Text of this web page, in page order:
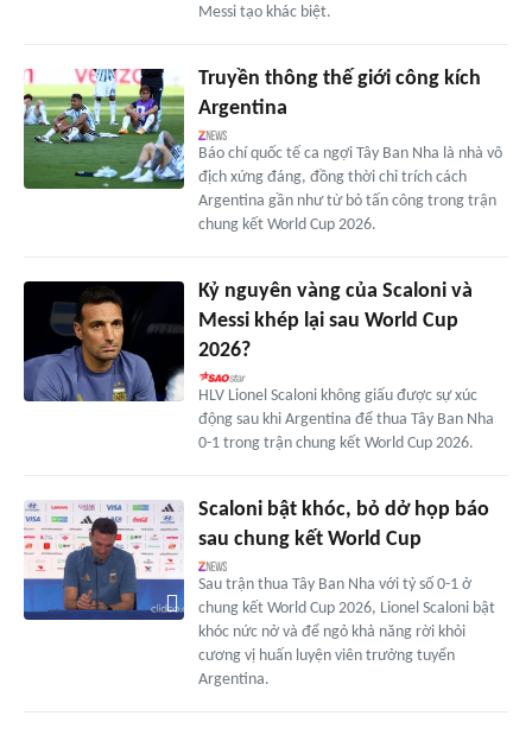
Messi tạo khác biệt.
Truyền thông thế giới công kích
Argentina
Báo chí quốc tế ca ngợi Tây Ban Nha là nhà vô
địch xứng đáng, đồng thời chỉ trích cách
Argentina gần như từ bỏ tấn công trong trận
chung kết World Cup 2026.
Kỷ nguyên vàng của Scaloni và
Messi khép lại sau World Cup
2026?
HLV Lionel Scaloni không giấu được sự xúc
động sau khi Argentina để thua Tây Ban Nha
0-1 trong trận chung kết World Cup 2026.
Scaloni bật khóc, bỏ dở họp báo
sau chung kết World Cup
Sau trận thua Tây Ban Nha với tỷ số 0-1 ở
chung kết World Cup 2026, Lionel Scaloni bật
khóc nức nở và để ngỏ khả năng rời khỏi
cương vị huấn luyện viên trưởng tuyển
Argentina.